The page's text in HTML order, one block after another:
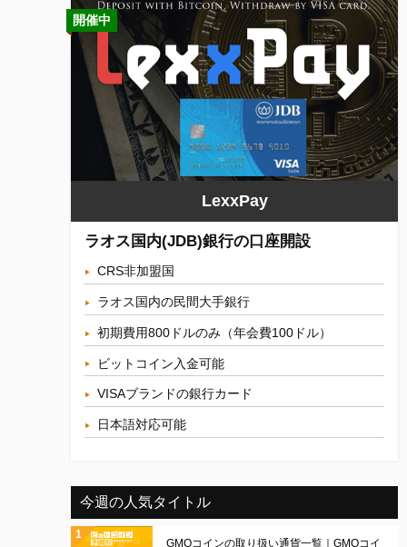
開催中
LexxPay
ラオス国内(JDB)銀行の口座開設
CRS非加盟国
ラオス国内の民間大手銀行
初期費用800ドルのみ（年会費100ドル）
ビットコイン入金可能
VISAブランドの銀行カード
日本語対応可能
今週の人気タイトル
GMOコインの取り扱い通貨一覧｜GMOコイ